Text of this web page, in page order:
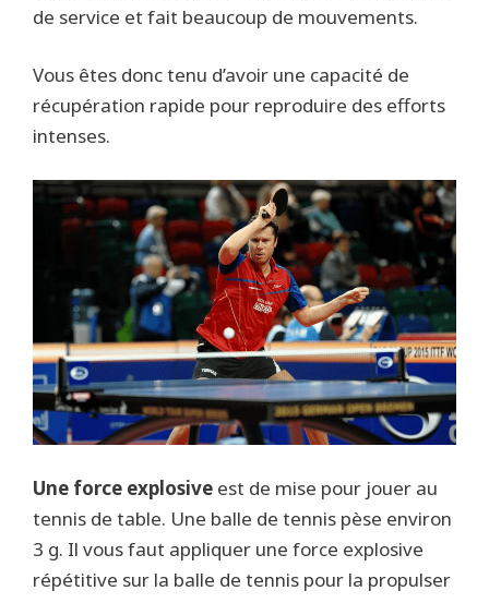
de service et fait beaucoup de mouvements.
Vous êtes donc tenu d’avoir une capacité de
récupération rapide pour reproduire des efforts
intenses.
Une force explosive est de mise pour jouer au
tennis de table. Une balle de tennis pèse environ
3 g. Il vous faut appliquer une force explosive
répétitive sur la balle de tennis pour la propulser